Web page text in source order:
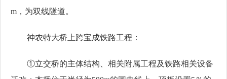
m，为双线隧道。
神农特大桥上跨宝成铁路工程：
①立交桥的主体结构、相关附属工程及铁路相关设备